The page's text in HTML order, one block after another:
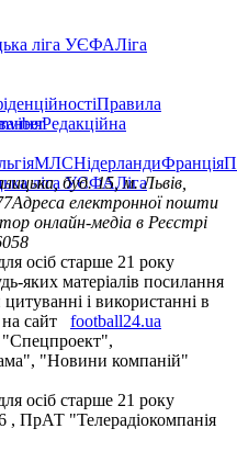
ліга УЄФАЛіга
Правила
Редакційна
viber
МЛСНідерландиФранція
ліга УЄФАЛіга
буд. 15, м. Львів,
Адреса електронної пошти
онлайн-медіа в Реєстрі
осіб старше 21 року
яких матеріалів посилання
і використанні в
сайт
football24.ua
"Спецпроект",
"Новини компаній"
осіб старше 21 року
, ПрАТ "Телерадіокомпанія